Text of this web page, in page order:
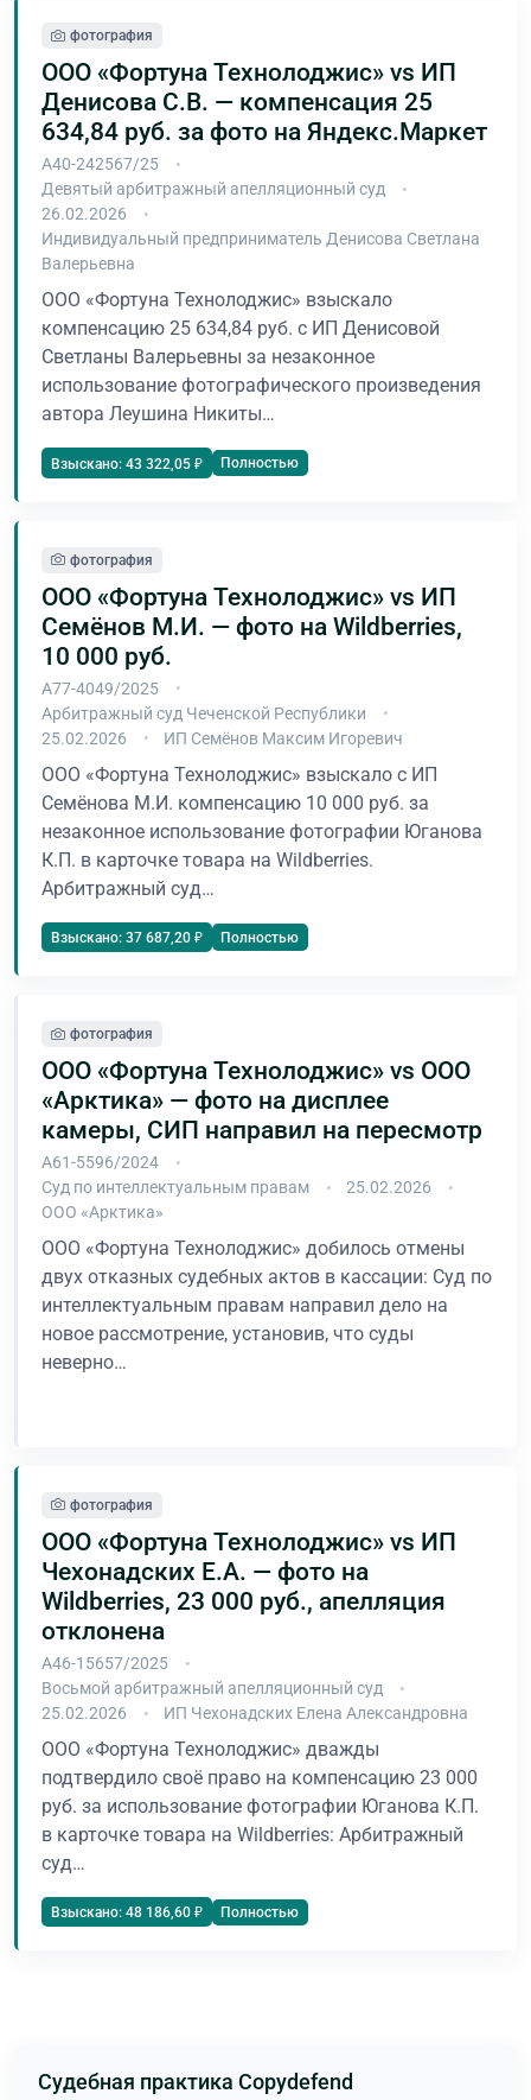
фотография
ООО «Фортуна Технолоджис» vs ИП
Денисова С.В. — компенсация 25
634,84 руб. за фото на Яндекс.Маркет
А40-242567/25
Девятый арбитражный апелляционный суд
26.02.2026
Индивидуальный предприниматель Денисова Светлана
Валерьевна
ООО «Фортуна Технолоджис» взыскало
компенсацию 25 634,84 руб. с ИП Денисовой
Светланы Валерьевны за незаконное
использование фотографического произведения
автора Леушина Никиты…
Взыскано: 43 322,05 ₽ Полностью
фотография
ООО «Фортуна Технолоджис» vs ИП
Семёнов М.И. — фото на Wildberries,
10 000 руб.
А77-4049/2025
Арбитражный суд Чеченской Республики
25.02.2026
ИП Семёнов Максим Игоревич
ООО «Фортуна Технолоджис» взыскало с ИП
Семёнова М.И. компенсацию 10 000 руб. за
незаконное использование фотографии Юганова
К.П. в карточке товара на Wildberries.
Арбитражный суд…
Взыскано: 37 687,20 ₽ Полностью
фотография
ООО «Фортуна Технолоджис» vs ООО
«Арктика» — фото на дисплее
камеры, СИП направил на пересмотр
А61-5596/2024
Суд по интеллектуальным правам
25.02.2026
ООО «Арктика»
ООО «Фортуна Технолоджис» добилось отмены
двух отказных судебных актов в кассации: Суд по
интеллектуальным правам направил дело на
новое рассмотрение, установив, что суды
неверно…
фотография
ООО «Фортуна Технолоджис» vs ИП
Чехонадских Е.А. — фото на
Wildberries, 23 000 руб., апелляция
отклонена
А46-15657/2025
Восьмой арбитражный апелляционный суд
25.02.2026
ИП Чехонадских Елена Александровна
ООО «Фортуна Технолоджис» дважды
подтвердило своё право на компенсацию 23 000
руб. за использование фотографии Юганова К.П.
в карточке товара на Wildberries: Арбитражный
суд…
Взыскано: 48 186,60 ₽ Полностью
Судебная практика Copydefend